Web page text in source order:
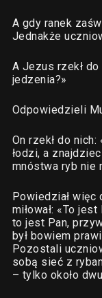
A gdy ranek
Jednakże
A Jezus rzekł
jedzenia?»
Odpowiedzieli
On rzekł do
łodzi, a
mnóstwa ryb nie
Powiedział więc
miłował: «To
to jest Pan,
był bowiem
Pozostali
sobą sieć z
– tylko około